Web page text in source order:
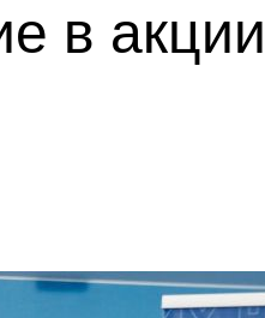
в акции